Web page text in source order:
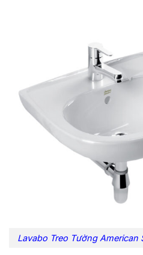
Lavabo Treo Tường American